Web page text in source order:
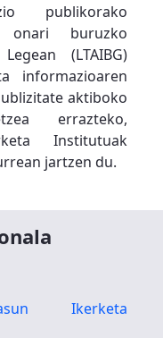
publikorako
buruzko
(LTAIBG)
informazioaren
aktiboko
errazteko,
Institutuak
jartzen du.
Ikerketa